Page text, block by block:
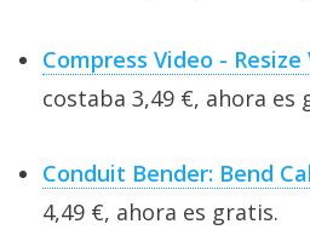
Compress Video - Resize
costaba 3,49 €, ahora es
Conduit Bender: Bend
4,49 €, ahora es gratis.